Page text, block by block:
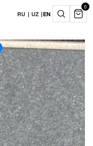
RU | UZ |EN
0